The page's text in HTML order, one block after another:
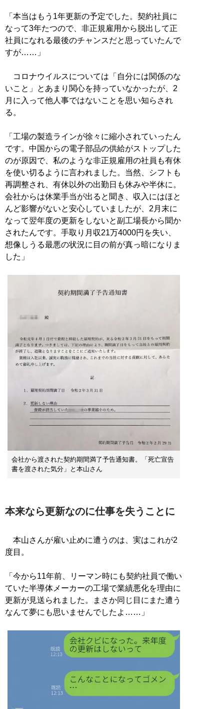
「本当はもう1年更新の予定でした。契約社員に
なって3年たつので、非正規雇用から脱出して正
社員になれる最後のチャンスだと思っていたんで
すが……」
コロナウイルスについては「自分には関係のな
いこと」とあまり関心を持っていなかったが、2
月に入って他人事ではないことを思い知らされ
る。
「工場の製造ラインが徐々に縮小されていったん
です。中国からの電子部品の供給がストップした
のが原因で、私のような非正規雇用の社員も有休
を使い切るように言われました。当然、シフトも
再調整され、有休以外の出勤日も休みや半休に。
会社からは休業手当が出ると聞き、収入にはほと
んど影響がないと安心していましたが、2月末に
なって翌年度の更新をしないと副工場長から聞か
されたんです。手取り月収21万4000円を失い、
想像しうる最悪の状況に目の前が真っ暗になりま
した」
会社から渡された契約期間満了予告通知書。「死亡宣告
書を渡された気分」と本山さん
本来なら更新なのに仕事を失うことに
本山さんが雇い止めに遭うのは、実はこれが2
度目。
「今から11年前、リーマン時にも契約社員で働い
ていた半導体メーカーの工場で業績悪化を理由に
更新が見送られました。まさか同じ目にまた遭う
なんて夢にも思いませんでしたよ……」